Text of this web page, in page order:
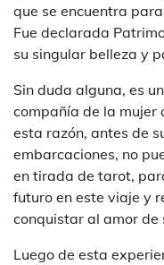
que se encuentra
Fue declarada
su singular belleza y
Sin duda alguna, es
compañía de la mujer
esta razón, antes de
embarcaciones, no
en tirada de tarot,
futuro en este viaje y
conquistar al amor de
Luego de esta